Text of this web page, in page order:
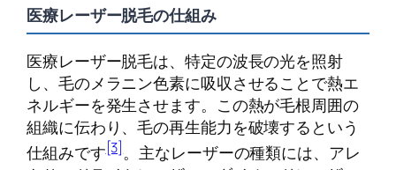
医療レーザー脱毛の仕組み
医療レーザー脱毛は、特定の波長の光を照射
し、毛のメラニン色素に吸収させることで熱エ
ネルギーを発生させます。この熱が毛根周囲の
組織に伝わり、毛の再生能力を破壊するという
仕組みです[3]。主なレーザーの種類には、アレ